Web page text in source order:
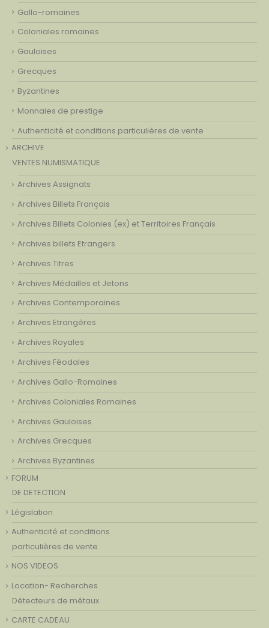
Gallo-romaines
Coloniales romaines
Gauloises
Grecques
Byzantines
Monnaies de prestige
Authenticité et conditions particulières de vente
ARCHIVE
VENTES NUMISMATIQUE
Archives Assignats
Archives Billets Français
Archives Billets Colonies (ex) et Territoires Français
Archives billets Etrangers
Archives Titres
Archives Médailles et Jetons
Archives Contemporaines
Archives Etrangères
Archives Royales
Archives Féodales
Archives Gallo-Romaines
Archives Coloniales Romaines
Archives Gauloises
Archives Grecques
Archives Byzantines
FORUM
DE DETECTION
Législation
Authenticité et conditions
particulières de vente
NOS VIDEOS
Location- Recherches
Détecteurs de métaux
CARTE CADEAU